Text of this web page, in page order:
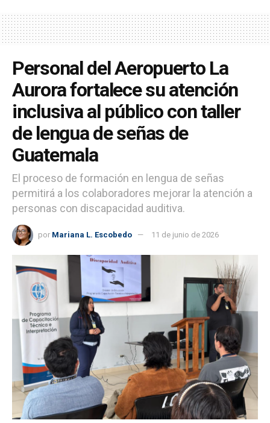
Personal del Aeropuerto La
Aurora fortalece su atención
inclusiva al público con taller
de lengua de señas de
Guatemala
El proceso de formación en lengua de señas
permitirá a los colaboradores mejorar la atención a
personas con discapacidad auditiva.
por Mariana L. Escobedo 11 de junio de 2026